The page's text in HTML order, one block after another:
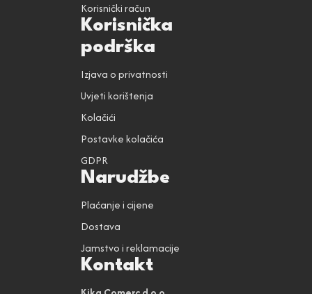
Korisnički račun
Korisnička
podrška
Izjava o privatnosti
Uvjeti korištenja
Kolačići
Postavke kolačića
GDPR
Narudžbe
Plaćanje i cijene
Dostava
Jamstvo i reklamacije
Kontakt